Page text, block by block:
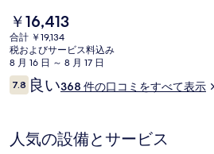
ラ
リ
ー
留所までは 4 分です。
現
在
の
料
金
は
す
￥16,413
合計 ￥19,134
税およびサービス料込み
8 月 16 日 ～ 8 月 17 日
口
コ
7.810段階中7.8
良い368 件の口コミをすべて表示
人気の設備とサービス